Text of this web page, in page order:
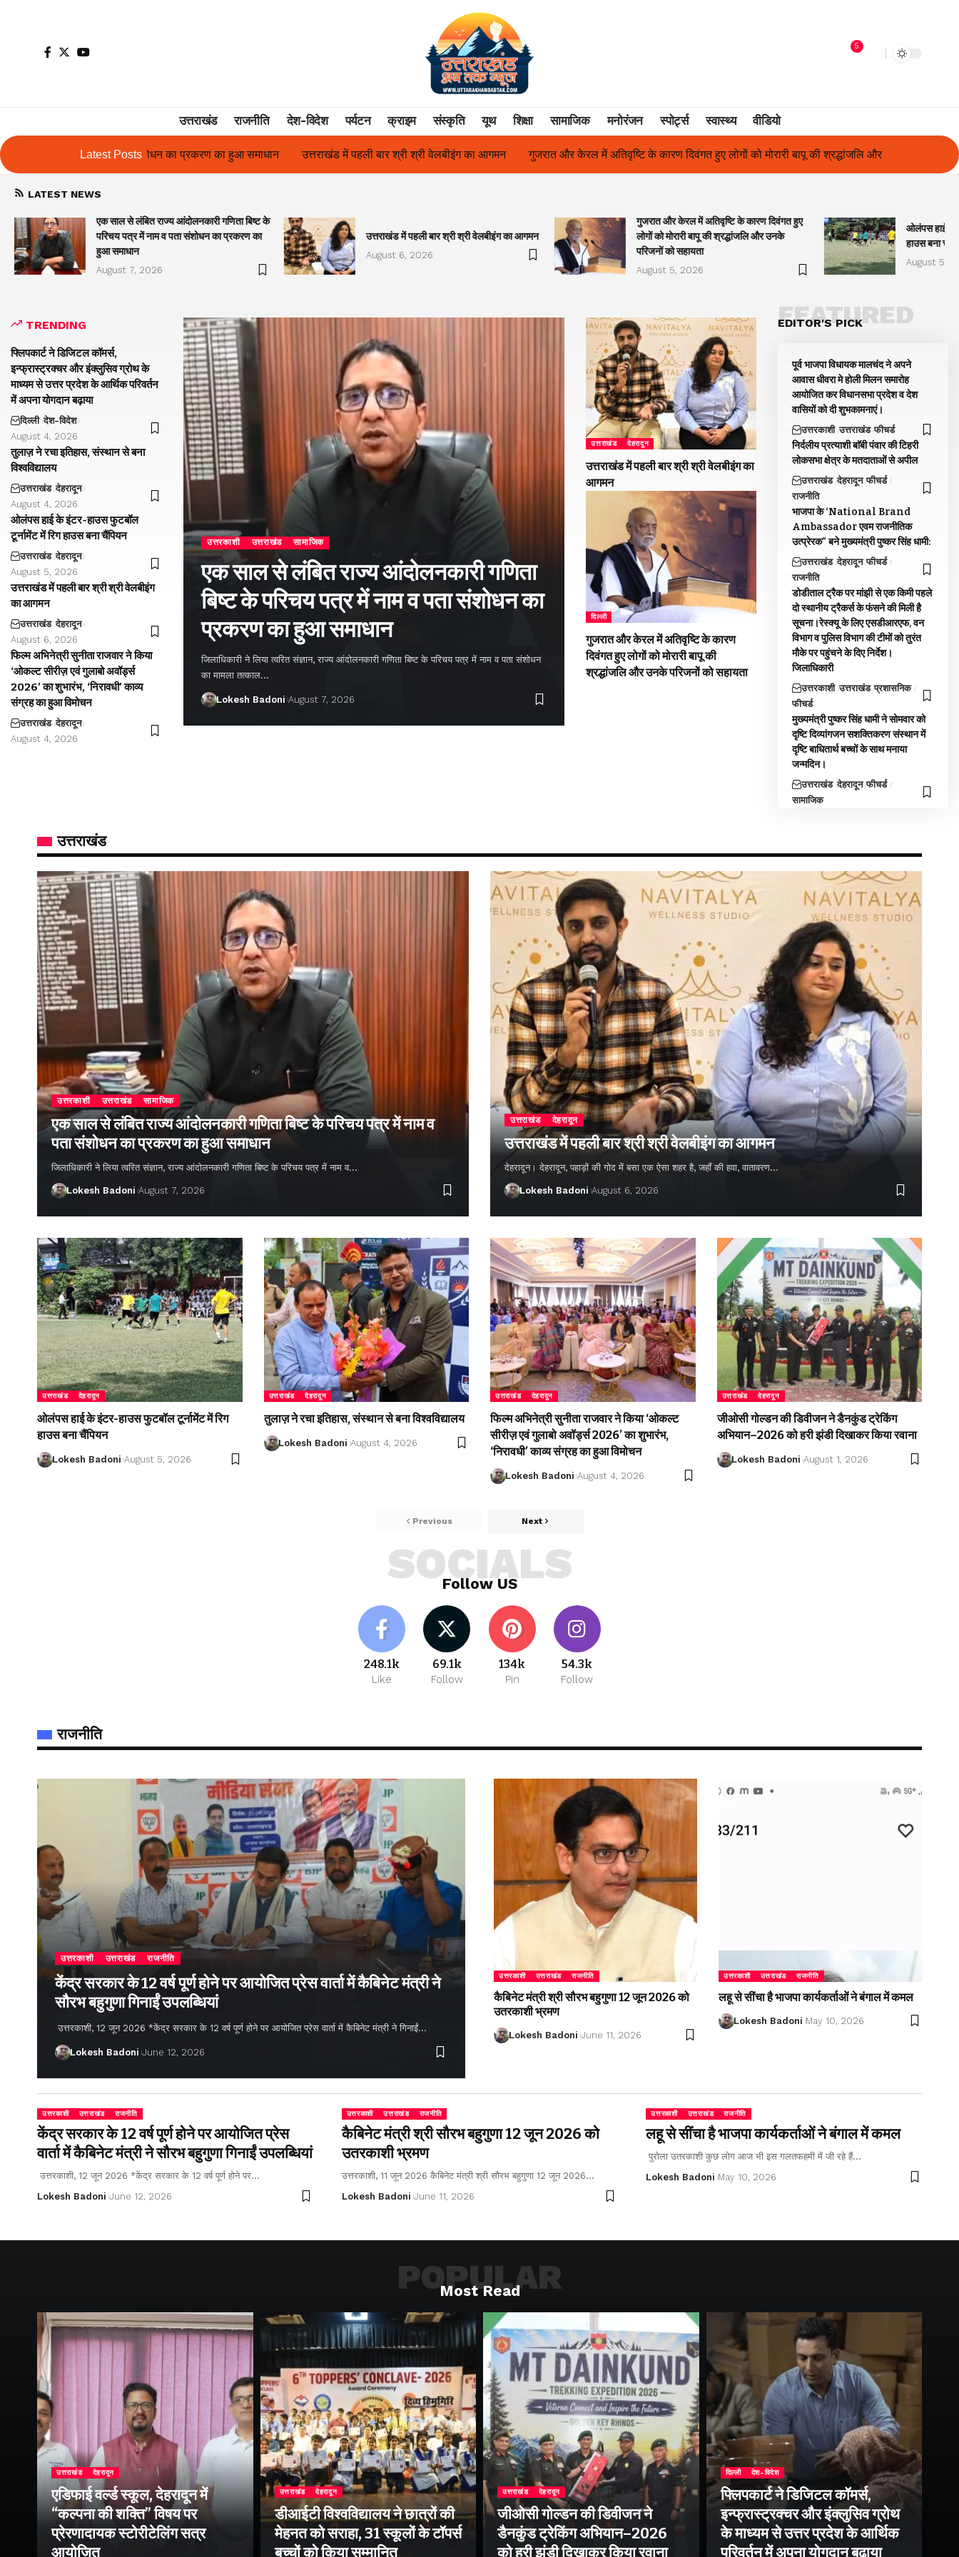
5
उत्तराखंड राजनीति देश-विदेश पर्यटन क्राइम संस्कृति यूथ शिक्षा सामाजिक मनोरंजन स्पोर्ट्स स्वास्थ्य वीडियो
Latest Posts
प्रकरण का हुआ समाधान उत्तराखंड में पहली बार श्री श्री वेलबीइंग का आगमन गुजरात और केरल में अतिवृष्टि के कारण दिवंगत हुए लोगों को मोरारी बापू की श्रद्धांजलि और उनके परिजनों को सहायता ओलंपस हाई के इंटर-हाउस
LATEST NEWS
एक साल से लंबित राज्य आंदोलनकारी गणिता बिष्ट के
परिचय पत्र में नाम व पता संशोधन का प्रकरण का
हुआ समाधान
August 7, 2026
उत्तराखंड में पहली बार श्री श्री वेलबीइंग का आगमन
August 6, 2026
गुजरात और केरल में अतिवृष्टि के कारण दिवंगत हुए
लोगों को मोरारी बापू की श्रद्धांजलि और उनके
परिजनों को सहायता
August 5, 2026
ओलंपस हाई के
हाउस बना
August 5,
TRENDING
फ्लिपकार्ट ने डिजिटल कॉमर्स,
इन्फ्रास्ट्रक्चर और इंक्लुसिव ग्रोथ के
माध्यम से उत्तर प्रदेश के आर्थिक परिवर्तन
में अपना योगदान बढ़ाया
दिल्ली देश-विदेश
August 4, 2026
तुलाज़ ने रचा इतिहास, संस्थान से बना
विश्वविद्यालय
उत्तराखंड देहरादून
August 4, 2026
ओलंपस हाई के इंटर-हाउस फुटबॉल
टूर्नामेंट में रिग हाउस बना चैंपियन
उत्तराखंड देहरादून
August 5, 2026
उत्तराखंड में पहली बार श्री श्री वेलबीइंग
का आगमन
उत्तराखंड देहरादून
August 6, 2026
फिल्म अभिनेत्री सुनीता राजवार ने किया
‘ओकल्ट सीरीज़ एवं गुलाबो अवॉर्ड्स
2026’ का शुभारंभ, ‘निरावधी’ काव्य
संग्रह का हुआ विमोचन
उत्तराखंड देहरादून
August 4, 2026
उत्तरकाशी उत्तराखंड सामाजिक
एक साल से लंबित राज्य आंदोलनकारी गणिता
बिष्ट के परिचय पत्र में नाम व पता संशोधन का
प्रकरण का हुआ समाधान
जिलाधिकारी ने लिया त्वरित संज्ञान, राज्य आंदोलनकारी गणिता बिष्ट के परिचय पत्र में नाम व पता संशोधन
का मामला तत्काल…
Lokesh Badoni August 7, 2026
उत्तराखंड देहरादून
उत्तराखंड में पहली बार श्री श्री वेलबीइंग का
आगमन
दिल्ली
गुजरात और केरल में अतिवृष्टि के कारण
दिवंगत हुए लोगों को मोरारी बापू की
श्रद्धांजलि और उनके परिजनों को सहायता
EDITOR'S PICK
FEATURED
पूर्व भाजपा विधायक मालचंद ने अपने
आवास धीवरा मे होली मिलन समारोह
आयोजित कर विधानसभा प्रदेश व देश
वासियों को दी शुभकामनाएं।
उत्तरकाशी उत्तराखंड फीचर्ड
निर्दलीय प्रत्याशी बाॅबी पंवार की टिहरी
लोकसभा क्षेत्र के मतदाताओं से अपील
उत्तराखंड देहरादून फीचर्ड
राजनीति
भाजपा के ‘National Brand
Ambassador एवम राजनीतिक
उत्प्रेरक” बने मुख्यमंत्री पुष्कर सिंह धामी:
उत्तराखंड देहरादून फीचर्ड
राजनीति
डोडीताल ट्रैक पर मांझी से एक किमी पहले
दो स्थानीय ट्रैकर्स के फंसने की मिली है
सूचना।रेस्क्यू के लिए एसडीआरएफ, वन
विभाग व पुलिस विभाग की टीमों को तुरंत
मौके पर पहुंचने के दिए निर्देश।
जिलाधिकारी
उत्तरकाशी उत्तराखंड प्रशासनिक
फीचर्ड
मुख्यमंत्री पुष्कर सिंह धामी ने सोमवार को
दृष्टि दिव्यांगजन सशक्तिकरण संस्थान में
दृष्टि बाधितार्थ बच्चों के साथ मनाया
जन्मदिन।
उत्तराखंड देहरादून फीचर्ड
सामाजिक
उत्तराखंड
उत्तरकाशी उत्तराखंड सामाजिक
एक साल से लंबित राज्य आंदोलनकारी गणिता बिष्ट के परिचय पत्र में नाम व
पता संशोधन का प्रकरण का हुआ समाधान
जिलाधिकारी ने लिया त्वरित संज्ञान, राज्य आंदोलनकारी गणिता बिष्ट के परिचय पत्र में नाम व…
Lokesh Badoni August 7, 2026
उत्तराखंड देहरादून
उत्तराखंड में पहली बार श्री श्री वेलबीइंग का आगमन
देहरादून। देहरादून, पहाड़ों की गोद में बसा एक ऐसा शहर है, जहाँ की हवा, वातावरण…
Lokesh Badoni August 6, 2026
उत्तराखंड देहरादून
ओलंपस हाई के इंटर-हाउस फुटबॉल टूर्नामेंट में रिग
हाउस बना चैंपियन
Lokesh Badoni August 5, 2026
उत्तराखंड देहरादून
तुलाज़ ने रचा इतिहास, संस्थान से बना विश्वविद्यालय
Lokesh Badoni August 4, 2026
उत्तराखंड देहरादून
फिल्म अभिनेत्री सुनीता राजवार ने किया ‘ओकल्ट
सीरीज़ एवं गुलाबो अवॉर्ड्स 2026’ का शुभारंभ,
‘निरावधी’ काव्य संग्रह का हुआ विमोचन
Lokesh Badoni August 4, 2026
उत्तराखंड देहरादून
जीओसी गोल्डन की डिवीजन ने डैनकुंड ट्रेकिंग
अभियान–2026 को हरी झंडी दिखाकर किया रवाना
Lokesh Badoni August 1, 2026
Previous Next
Follow US
SOCIALS
248.1k
Like
69.1k
Follow
134k
Pin
54.3k
Follow
राजनीति
उत्तरकाशी उत्तराखंड राजनीति
केंद्र सरकार के 12 वर्ष पूर्ण होने पर आयोजित प्रेस वार्ता में कैबिनेट मंत्री ने
सौरभ बहुगुणा गिनाईं उपलब्धियां
उत्तरकाशी, 12 जून 2026 *केंद्र सरकार के 12 वर्ष पूर्ण होने पर आयोजित प्रेस वार्ता में कैबिनेट मंत्री ने गिनाईं…
Lokesh Badoni June 12, 2026
उत्तरकाशी उत्तराखंड राजनीति
कैबिनेट मंत्री श्री सौरभ बहुगुणा 12 जून 2026 को
उतरकाशी भ्रमण
Lokesh Badoni June 11, 2026
उत्तरकाशी उत्तराखंड राजनीति
लहू से सींचा है भाजपा कार्यकर्ताओं ने बंगाल में कमल
Lokesh Badoni May 10, 2026
उत्तरकाशी उत्तराखंड राजनीति
केंद्र सरकार के 12 वर्ष पूर्ण होने पर आयोजित प्रेस
वार्ता में कैबिनेट मंत्री ने सौरभ बहुगुणा गिनाईं उपलब्धियां
उत्तरकाशी, 12 जून 2026 *केंद्र सरकार के 12 वर्ष पूर्ण होने पर…
Lokesh Badoni June 12, 2026
उत्तरकाशी उत्तराखंड राजनीति
कैबिनेट मंत्री श्री सौरभ बहुगुणा 12 जून 2026 को
उतरकाशी भ्रमण
उत्तरकाशी, 11 जून 2026 कैबिनेट मंत्री श्री सौरभ बहुगुणा 12 जून 2026…
Lokesh Badoni June 11, 2026
उत्तरकाशी उत्तराखंड राजनीति
लहू से सींचा है भाजपा कार्यकर्ताओं ने बंगाल में कमल
पुरोला उतरकाशी कुछ लोग आज भी इस गलतफहमी में जी रहे हैं…
Lokesh Badoni May 10, 2026
Most Read
POPULAR
उत्तराखंड देहरादून
एडिफाई वर्ल्ड स्कूल, देहरादून में
“कल्पना की शक्ति” विषय पर
प्रेरणादायक स्टोरीटेलिंग सत्र
आयोजित
उत्तराखंड देहरादून
डीआईटी विश्वविद्यालय ने छात्रों की
मेहनत को सराहा, 31 स्कूलों के टॉपर्स
बच्चों को किया सम्मानित
उत्तराखंड देहरादून
जीओसी गोल्डन की डिवीजन ने
डैनकुंड ट्रेकिंग अभियान–2026
को हरी झंडी दिखाकर किया रवाना
दिल्ली देश-विदेश
फ्लिपकार्ट ने डिजिटल कॉमर्स,
इन्फ्रास्ट्रक्चर और इंक्लुसिव ग्रोथ
के माध्यम से उत्तर प्रदेश के आर्थिक
परिवर्तन में अपना योगदान बढ़ाया